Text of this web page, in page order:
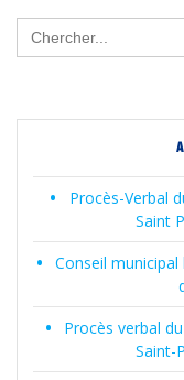
Procès-Verbal
Saint
Conseil
Procès verbal
Saint-